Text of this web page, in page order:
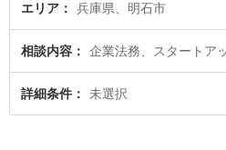
エリア 兵庫県、明石市
相談内容 企業法務、スタートア
詳細条件 未選択